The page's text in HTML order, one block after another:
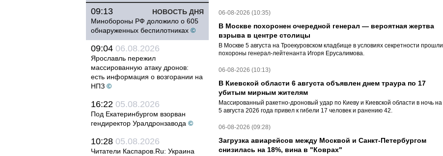
НОВОСТЬ ДНЯ
09:13
Минобороны РФ доложило о 605
обнаруженных беспилотниках ©
09:04 06.08.2026
Ярославль пережил
массированную атаку дронов:
есть информация о возгорании на
НПЗ ©
16:22 05.08.2026
Под Екатеринбургом взорван
гендиректор Уралдронзавода ©
10:28 05.08.2026
Читатели Каспаров.Ru: Украина
06-08-2026 (10:35)
В Москве похоронен очередной генерал — вероятная жертва
взрыва в центре столицы
В Москве 5 августа на Троекуровском кладбище в условиях секретности прошли
похороны генерал-лейтенанта Игоря Ерусалимова.
06-08-2026 (10:13)
В Киевской области 6 августа объявлен днем траура по 17
убитым мирным жителям
Массированный ракетно-дроновый удар по Киеву и Киевской области в ночь на
5 августа 2026 года привел к гибели 17 человек и ранению 42.
06-08-2026 (09:28)
Загрузка авиарейсов между Москвой и Санкт-Петербургом
снизилась на 18%, вина в "Коврах"